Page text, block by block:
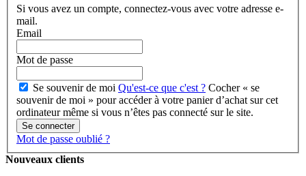
Si vous avez un compte, connectez-vous avec votre adresse e-
mail.
Email
Mot de passe
Se souvenir de moi Qu'est-ce que c'est ? Cocher « se
souvenir de moi » pour accéder à votre panier d’achat sur cet
ordinateur même si vous n’êtes pas connecté sur le site.
Se connecter
Mot de passe oublié ?
Nouveaux clients